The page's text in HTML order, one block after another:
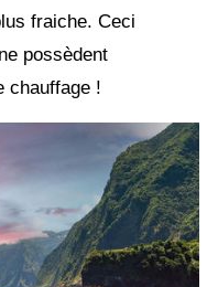
fraiche. Ceci
possèdent
chauffage !